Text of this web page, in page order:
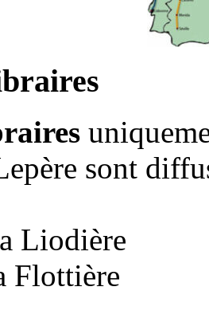
sont
Liodière
Flottière